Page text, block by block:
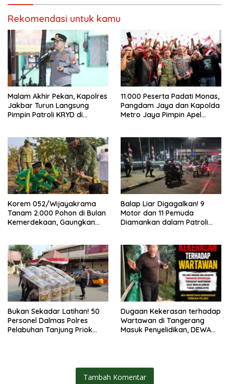
Rekomendasi untuk kamu
Malam Akhir Pekan, Kapolres
Jakbar Turun Langsung
Pimpin Patroli KRYD di
11.000 Peserta Padati Monas,
Pangdam Jaya dan Kapolda
Metro Jaya Pimpin Apel
Korem 052/Wijayakrama
Tanam 2.000 Pohon di Bulan
Kemerdekaan, Gaungkan
Balap Liar Digagalkan! 9
Motor dan 11 Pemuda
Diamankan dalam Patroli
Bukan Sekadar Latihan! 50
Personel Dalmas Polres
Pelabuhan Tanjung Priok
Dugaan Kekerasan terhadap
Wartawan di Tangerang
Masuk Penyelidikan, DEWA
Tambah Komentar